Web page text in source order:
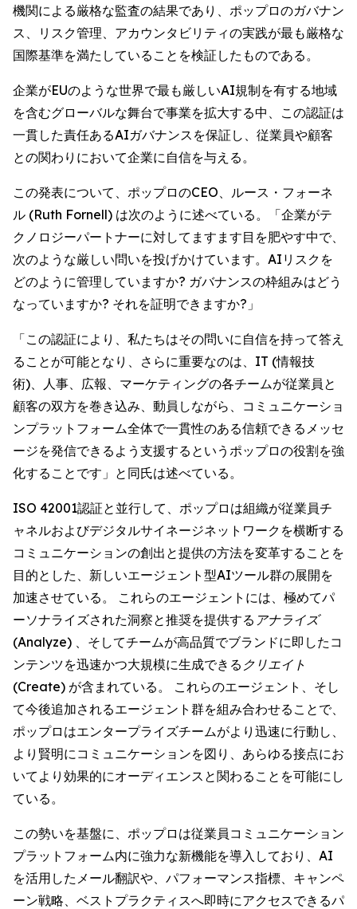
機関による厳格な監査の結果であり、ポップロのガバナン
ス、リスク管理、アカウンタビリティの実践が最も厳格な
国際基準を満たしていることを検証したものである。
企業がEUのような世界で最も厳しいAI規制を有する地域
を含むグローバルな舞台で事業を拡大する中、この認証は
一貫した責任あるAIガバナンスを保証し、従業員や顧客
との関わりにおいて企業に自信を与える。
この発表について、ポップロのCEO、ルース・フォーネ
ル (Ruth Fornell) は次のように述べている。「企業がテ
クノロジーパートナーに対してますます目を肥やす中で、
次のような厳しい問いを投げかけています。AIリスクを
どのように管理していますか? ガバナンスの枠組みはどう
なっていますか? それを証明できますか?」
「この認証により、私たちはその問いに自信を持って答え
ることが可能となり、さらに重要なのは、IT (情報技
術)、人事、広報、マーケティングの各チームが従業員と
顧客の双方を巻き込み、動員しながら、コミュニケーショ
ンプラットフォーム全体で一貫性のある信頼できるメッセ
ージを発信できるよう支援するというポップロの役割を強
化することです」と同氏は述べている。
ISO 42001認証と並行して、ポップロは組織が従業員チ
ャネルおよびデジタルサイネージネットワークを横断する
コミュニケーションの創出と提供の方法を変革することを
目的とした、新しいエージェント型AIツール群の展開を
加速させている。 これらのエージェントには、極めてパ
ーソナライズされた洞察と推奨を提供する アナライズ
(Analyze) 、そしてチームが高品質でブランドに即したコ
ンテンツを迅速かつ大規模に生成できる クリエイト
(Create) が含まれている。 これらのエージェント、そし
て今後追加されるエージェント群を組み合わせることで、
ポップロはエンタープライズチームがより迅速に行動し、
より賢明にコミュニケーションを図り、あらゆる接点にお
いてより効果的にオーディエンスと関わることを可能にし
ている。
この勢いを基盤に、ポップロは従業員コミュニケーション
プラットフォーム内に強力な新機能を導入しており、AI
を活用したメール翻訳や、パフォーマンス指標、キャンペ
ーン戦略、ベストプラクティスへ即時にアクセスできるパ